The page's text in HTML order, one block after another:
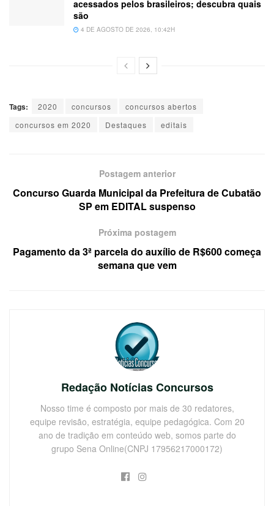
acessados pelos brasileiros; descubra quais
são
4 DE AGOSTO DE 2026, 10:42H
Tags: 2020 concursos
concursos abertos
concursos em 2020
Destaques editais
Postagem anterior
Concurso Guarda Municipal da Prefeitura de Cubatão
SP em EDITAL suspenso
Próxima postagem
Pagamento da 3ª parcela do auxílio de R$600 começa
semana que vem
Redação Notícias Concursos
Nosso time é composto por mais de 30 redatores,
equipe revisão, estratégia, equipe pedagógica. Com 20
ano de tradição em conteúdo web, somos parte do
grupo Sena Online(CNPJ 17956217000172)